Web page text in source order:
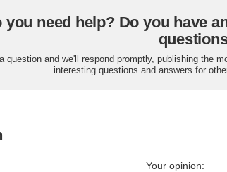
you need help? Do you have
question and we'll respond promptly, publishing the
interesting questions and answers for
Your opinion: